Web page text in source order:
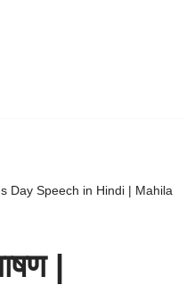
Day Speech in Hindi | Mahila
|